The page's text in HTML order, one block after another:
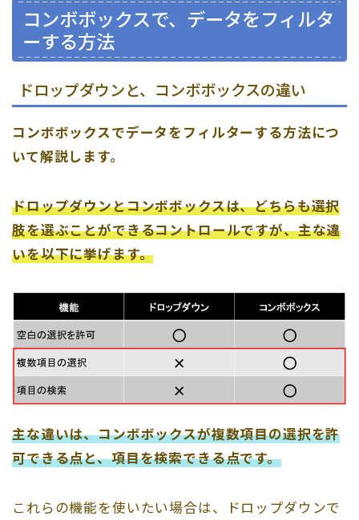
コンボボックスで、データをフィルタ
ーする方法
ドロップダウンと、コンボボックスの違い
コンボボックスでデータをフィルターする方法につ
いて解説します。
ドロップダウンとコンボボックスは、どちらも選択
肢を選ぶことができるコントロールですが、主な違
いを以下に挙げます。
主な違いは、コンボボックスが複数項目の選択を許
可できる点と、項目を検索できる点です。
これらの機能を使いたい場合は、ドロップダウンで